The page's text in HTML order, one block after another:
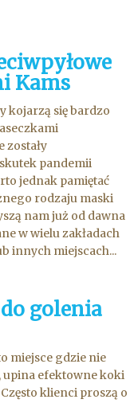
Kams
kojarzą się bardzo
zostały
pandemii
jednak pamiętać
rodzaju maski
nam już od dawna
w wielu zakładach
innych miejscach...
golenia
miejsce gdzie nie
upina efektowne koki
klienci proszą o